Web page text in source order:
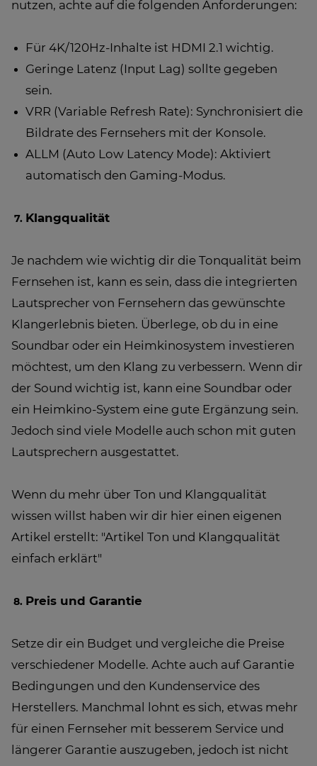
nutzen, achte auf die folgenden Anforderungen:
Für 4K/120Hz-Inhalte ist HDMI 2.1 wichtig.
Geringe Latenz (Input Lag) sollte gegeben
sein.
VRR (Variable Refresh Rate): Synchronisiert die
Bildrate des Fernsehers mit der Konsole.
ALLM (Auto Low Latency Mode): Aktiviert
automatisch den Gaming-Modus.
Klangqualität
Je nachdem wie wichtig dir die Tonqualität beim
Fernsehen ist, kann es sein, dass die integrierten
Lautsprecher von Fernsehern das gewünschte
Klangerlebnis bieten. Überlege, ob du in eine
Soundbar oder ein Heimkinosystem investieren
möchtest, um den Klang zu verbessern. Wenn dir
der Sound wichtig ist, kann eine Soundbar oder
ein Heimkino-System eine gute Ergänzung sein.
Jedoch sind viele Modelle auch schon mit guten
Lautsprechern ausgestattet.
Wenn du mehr über Ton und Klangqualität
wissen willst haben wir dir hier einen eigenen
Artikel erstellt: "Artikel Ton und Klangqualität
einfach erklärt"
Preis und Garantie
Setze dir ein Budget und vergleiche die Preise
verschiedener Modelle. Achte auch auf Garantie
Bedingungen und den Kundenservice des
Herstellers. Manchmal lohnt es sich, etwas mehr
für einen Fernseher mit besserem Service und
längerer Garantie auszugeben, jedoch ist nicht